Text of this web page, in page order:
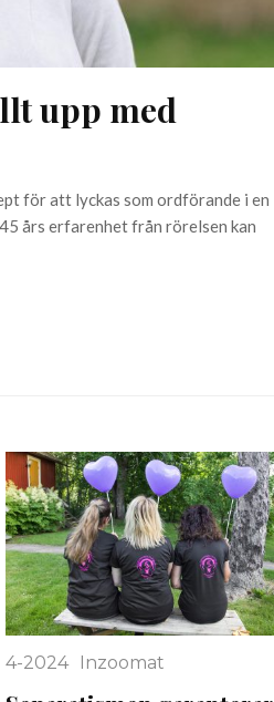
upp med
för att lyckas som ordförande i en
års erfarenhet från rörelsen kan
4-2024 Inzoomat